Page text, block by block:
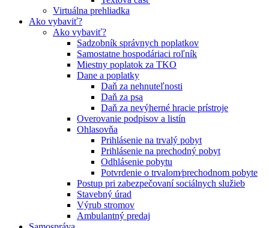
Virtuálna prehliadka
Ako vybaviť?
Ako vybaviť?
Sadzobník správnych poplatkov
Samostatne hospodáriaci roľník
Miestny poplatok za TKO
Dane a poplatky
Daň za nehnuteľnosti
Daň za psa
Daň za nevýherné hracie prístroje
Overovanie podpisov a listín
Ohlasovňa
Prihlásenie na trvalý pobyt
Prihlásenie na prechodný pobyt
Odhlásenie pobytu
Potvrdenie o trvalom⁄prechodnom pobyte
Postup pri zabezpečovaní sociálnych služieb
Stavebný úrad
Výrub stromov
Ambulantný predaj